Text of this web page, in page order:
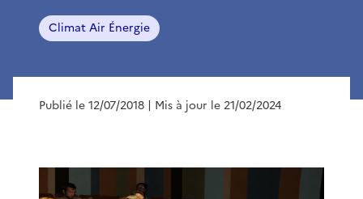
Climat Air Énergie
Publié le 12/07/2018 | Mis à jour le 21/02/2024